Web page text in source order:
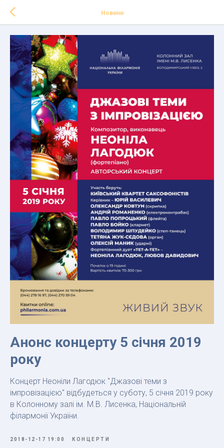
Новини
Анонс концерту 5 січня 2019
року
Концерт Неоніли Лагодюк "Джазові теми з
імпровізацією" відбудеться у суботу, 5 січня 2019 року
в Колонному залі ім. М.В. Лисенка, Національній
філармонії України.
2018-12-17 19:00 КОНЦЕРТИ